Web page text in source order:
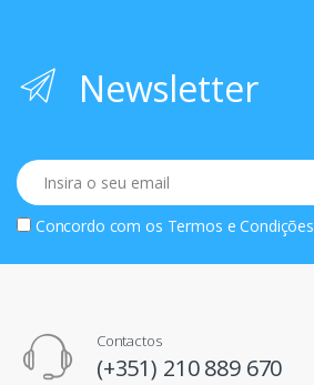
Newsletter
Email
Concordo com os Termos e Condições
Contactos
(+351) 210 889 670